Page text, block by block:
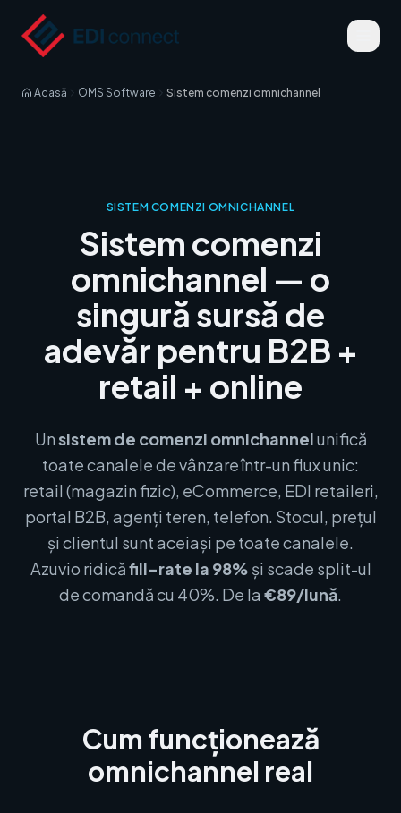
Acasă OMS Software Sistem comenzi omnichannel
SISTEM COMENZI OMNICHANNEL
Sistem comenzi
omnichannel — o
singură sursă de
adevăr pentru B2B +
retail + online
Unsistem de comenzi omnichannelunifică
toate canalele de vânzare într-un flux unic:
retail (magazin fizic), eCommerce, EDI retaileri,
portal B2B, agenți teren, telefon. Stocul, prețul
și clientul sunt aceiași pe toate canalele.
Azuvio ridicăfill-rate la 98% și scade split-ul
de comandă cu 40%. De la €89/lună.
Cum funcționează
omnichannel real